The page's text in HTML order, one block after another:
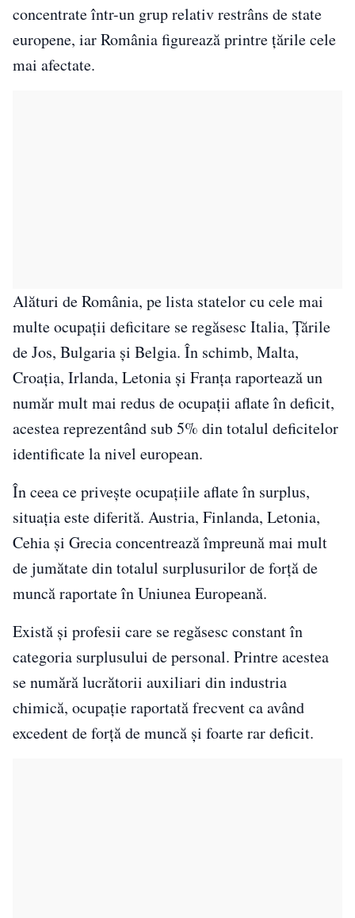
concentrate într-un grup relativ restrâns de state
europene, iar România figurează printre țările cele
mai afectate.
Alături de România, pe lista statelor cu cele mai
multe ocupații deficitare se regăsesc Italia, Țările
de Jos, Bulgaria și Belgia. În schimb, Malta,
Croația, Irlanda, Letonia și Franța raportează un
număr mult mai redus de ocupații aflate în deficit,
acestea reprezentând sub 5% din totalul deficitelor
identificate la nivel european.
În ceea ce privește ocupațiile aflate în surplus,
situația este diferită. Austria, Finlanda, Letonia,
Cehia și Grecia concentrează împreună mai mult
de jumătate din totalul surplusurilor de forță de
muncă raportate în Uniunea Europeană.
Există și profesii care se regăsesc constant în
categoria surplusului de personal. Printre acestea
se numără lucrătorii auxiliari din industria
chimică, ocupație raportată frecvent ca având
excedent de forță de muncă și foarte rar deficit.